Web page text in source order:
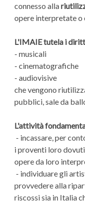
connesso alla
opere interpretate o
L'IMAIE tutela i
- musicali
- cinematografiche
- audiovisive
che vengono
pubblici, sale da
L'attività
- incassare, per
i proventi loro
opere da loro
- individuare gli
provvedere alla
riscossi sia in Italia